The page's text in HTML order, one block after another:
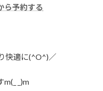
ら予約する
快適に(^O^)／
_)m